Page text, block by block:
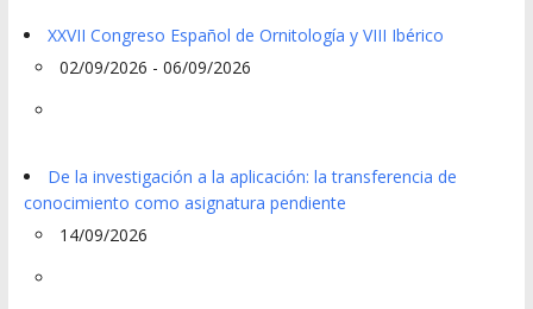
XXVII Congreso Español de Ornitología y VIII Ibérico
02/09/2026 - 06/09/2026
De la investigación a la aplicación: la transferencia de
conocimiento como asignatura pendiente
14/09/2026